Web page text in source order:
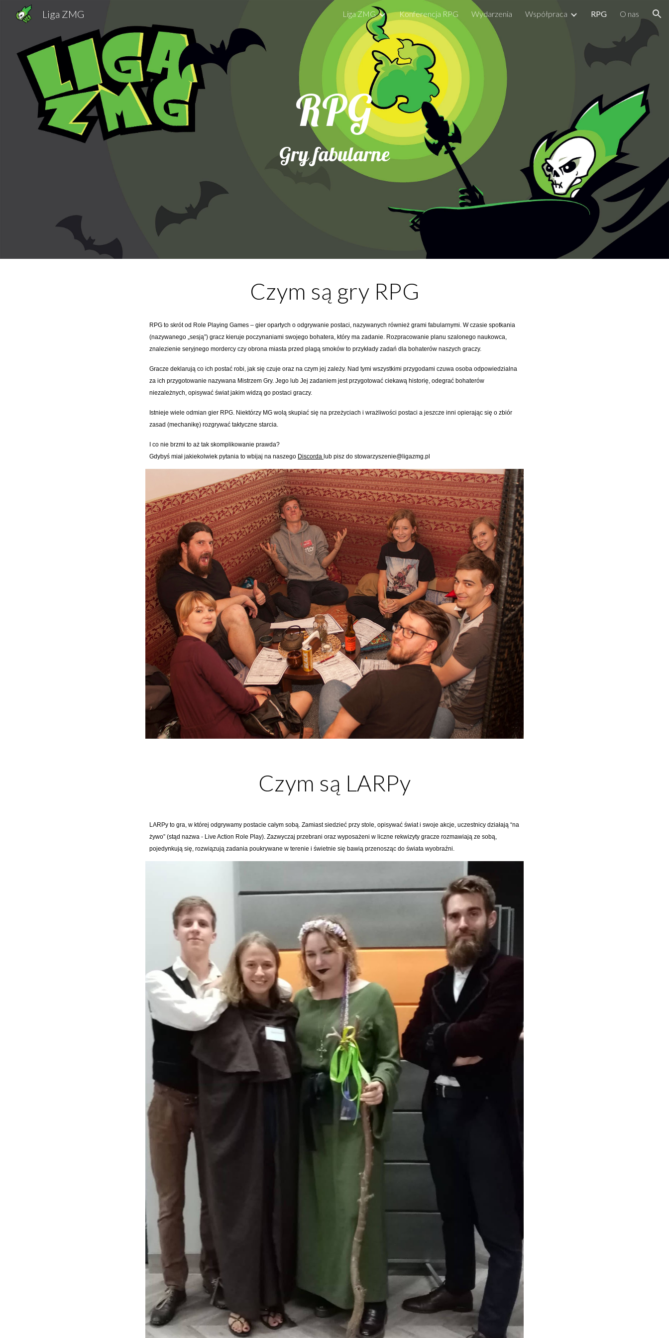
Skip to navigation
Liga ZMG Liga ZMG Konferencja RPG Wydarzenia Współpraca RPG O nas
RPG
Gry fabularne
Czym są gry RPG
RPG to skrót od Role Playing Games – gier opartych o odgrywanie postaci, nazywanych również grami fabularnymi. W czasie spotkania
(nazywanego „sesją”) gracz kieruje poczynaniami swojego bohatera, który ma zadanie. Rozpracowanie planu szalonego naukowca,
znalezienie seryjnego mordercy czy obrona miasta przed plagą smoków to przykłady zadań dla bohaterów naszych graczy.
Gracze deklarują co ich postać robi, jak się czuje oraz na czym jej zależy. Nad tymi wszystkimi przygodami czuwa osoba odpowiedzialna
za ich przygotowanie nazywana Mistrzem Gry. Jego lub Jej zadaniem jest przygotować ciekawą historię, odegrać bohaterów
niezależnych, opisywać świat jakim widzą go postaci graczy.
Istnieje wiele odmian gier RPG. Niektórzy MG wolą skupiać się na przeżyciach i wrażliwości postaci a jeszcze inni opierając się o zbiór
zasad (mechanikę) rozgrywać taktyczne starcia.
I co nie brzmi to aż tak skomplikowanie prawda?
Gdybyś miał jakiekolwiek pytania to wbijaj na naszego Discorda lub pisz do stowarzyszenie@ligazmg.pl
Czym są LARPy
LARPy to gra, w której odgrywamy postacie całym sobą. Zamiast siedzieć przy stole, opisywać świat i swoje akcje, uczestnicy działają “na
żywo” (stąd nazwa - Live Action Role Play). Zazwyczaj przebrani oraz wyposażeni w liczne rekwizyty gracze rozmawiają ze sobą,
pojedynkują się, rozwiązują zadania poukrywane w terenie i świetnie się bawią przenosząc do świata wyobraźni.